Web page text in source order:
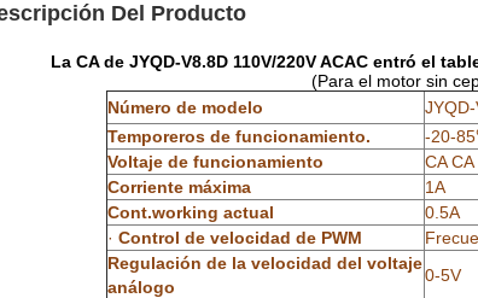
Del Producto
La CA de JYQD-V8.8D 110V/220V ACAC entró el
(Para el motor sin
Número de modelo
Temporeros de funcionamiento.
-20-
Voltaje de funcionamiento
CA
Corriente máxima
1A
Cont.working actual
0.5A
· Control de velocidad de PWM
Regulación de la velocidad del voltaje
análogo
0-5V